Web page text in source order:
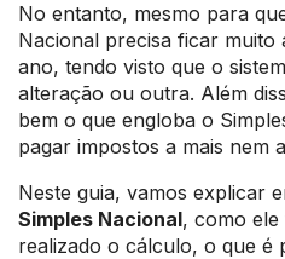
No entanto, mesmo para
Nacional precisa ficar muito
ano, tendo visto que o
alteração ou outra. Além
bem o que engloba o
pagar impostos a mais nem
Neste guia, vamos explicar
Simples Nacional, como
realizado o cálculo, o que é